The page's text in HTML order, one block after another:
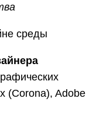
среды
(Corona), Adobe